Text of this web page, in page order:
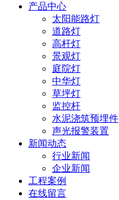
产品中心
太阳能路灯
道路灯
高杆灯
景观灯
庭院灯
中华灯
草坪灯
监控杆
水泥浇筑预埋件
声光报警装置
新闻动态
行业新闻
企业新闻
工程案例
在线留言